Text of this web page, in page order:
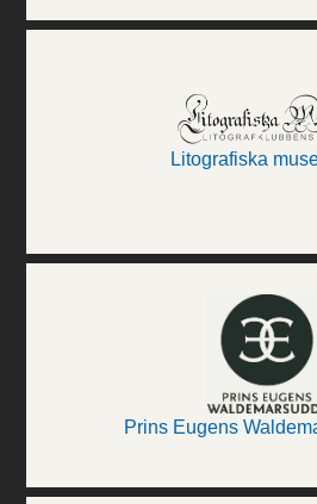
Litografiska
Prins Eugens